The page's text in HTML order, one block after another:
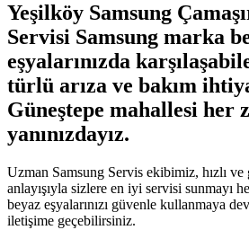
Yeşilköy Samsung
Servisi Samsung marka
eşyalarınızda
türlü arıza ve bakım
Güneştepe mahallesi her
yanınızdayız.
Uzman Samsung Servis ekibimiz, hızlı
anlayışıyla sizlere en iyi servisi sunmayı
beyaz eşyalarınızı güvenle kullanmaya
iletişime geçebilirsiniz.